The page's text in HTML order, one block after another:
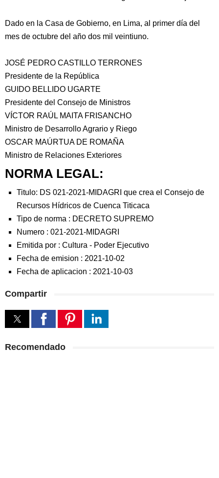
Dado en la Casa de Gobierno, en Lima, al primer día del
mes de octubre del año dos mil veintiuno.
JOSÉ PEDRO CASTILLO TERRONES
Presidente de la República
GUIDO BELLIDO UGARTE
Presidente del Consejo de Ministros
VÍCTOR RAÚL MAITA FRISANCHO
Ministro de Desarrollo Agrario y Riego
OSCAR MAÚRTUA DE ROMAÑA
Ministro de Relaciones Exteriores
NORMA LEGAL:
Titulo: DS 021-2021-MIDAGRI que crea el Consejo de
Recursos Hídricos de Cuenca Titicaca
Tipo de norma : DECRETO SUPREMO
Numero : 021-2021-MIDAGRI
Emitida por : Cultura - Poder Ejecutivo
Fecha de emision : 2021-10-02
Fecha de aplicacion : 2021-10-03
Compartir
Recomendado